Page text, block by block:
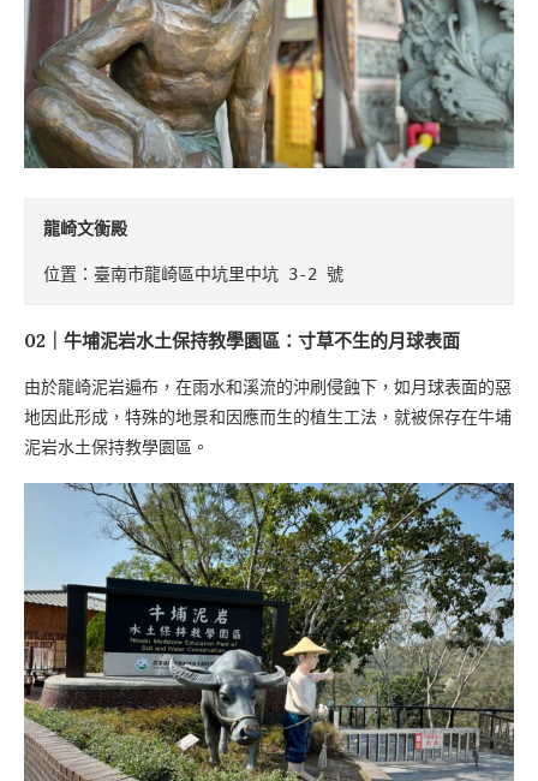
龍崎文衡殿
位置：臺南市龍崎區中坑里中坑 3-2 號
02｜牛埔泥岩水土保持教學園區：寸草不生的月球表面
由於龍崎泥岩遍布，在雨水和溪流的沖刷侵蝕下，如月球表面的惡
地因此形成，特殊的地景和因應而生的植生工法，就被保存在牛埔
泥岩水土保持教學園區。